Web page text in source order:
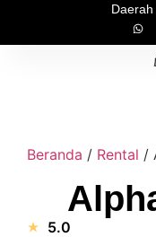
Beranda / Rental /
5.0